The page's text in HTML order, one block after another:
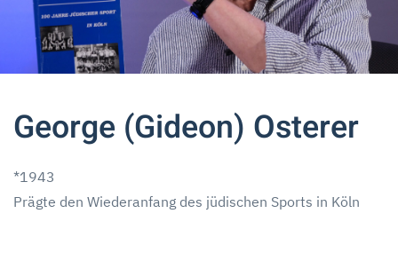
George (Gideon) Osterer
*1943
Prägte den Wiederanfang des jüdischen Sports in Köln